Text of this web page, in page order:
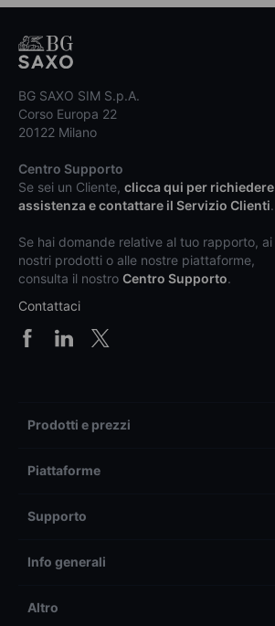
BG SAXO SIM S.p.A.
Corso Europa 22
20122 Milano
Centro Supporto
Se sei un Cliente, clicca qui per richiedere
assistenza e contattare il Servizio Clienti.
Se hai domande relative al tuo rapporto, ai
nostri prodotti o alle nostre piattaforme,
consulta il nostro Centro Supporto.
Contattaci
Prodotti e prezzi
Piattaforme
Supporto
Info generali
Altro